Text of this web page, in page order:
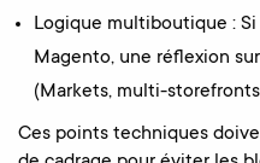
Logique multiboutique :
Magento, une réflexion
(Markets, multi-
Ces points techniques